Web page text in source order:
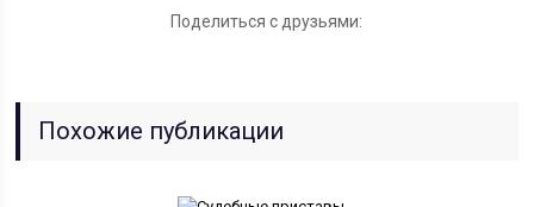
Поделиться с друзьями:
Похожие публикации